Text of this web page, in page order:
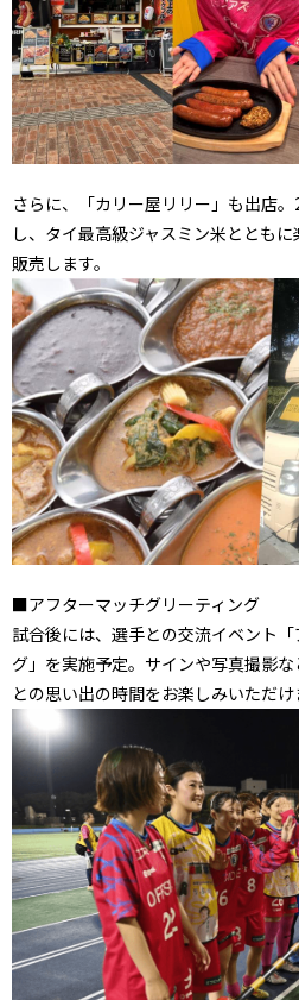
さらに、「カリー屋リリー」も出店
し、タイ最高級ジャスミン米ととも
販売します。
■アフターマッチグリーティング
試合後には、選手との交流イベント
グ」を実施予定。サインや写真撮影
との思い出の時間をお楽しみいただけ